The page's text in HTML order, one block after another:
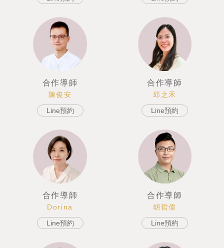
合作導師
陳俊安
Line預約
合作導師
邱之禾
Line預約
合作導師
Dorina
Line預約
合作導師
胡哲偉
Line預約